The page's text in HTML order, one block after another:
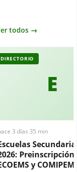
todos →
E
DIRECTORIO
3 días·35 min
Preinscripción,
y